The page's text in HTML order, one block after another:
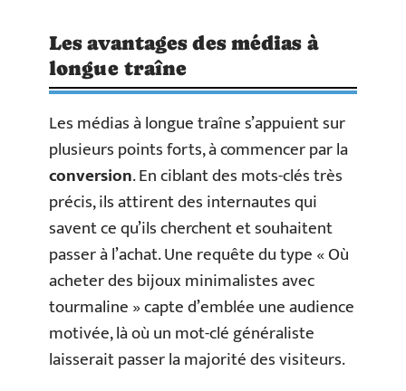
Les avantages des médias à
longue traîne
Les médias à longue traîne s’appuient sur
plusieurs points forts, à commencer par la
conversion. En ciblant des mots-clés très
précis, ils attirent des internautes qui
savent ce qu’ils cherchent et souhaitent
passer à l’achat. Une requête du type « Où
acheter des bijoux minimalistes avec
tourmaline » capte d’emblée une audience
motivée, là où un mot-clé généraliste
laisserait passer la majorité des visiteurs.